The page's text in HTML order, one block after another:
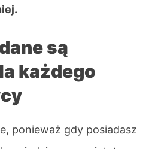
są
każdego
ponieważ gdy posiadasz